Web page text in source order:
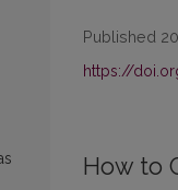
Published
https://
How to